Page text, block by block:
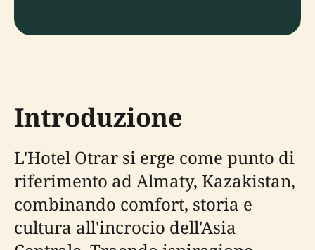
Introduzione
L'Hotel Otrar si erge come punto di
riferimento ad Almaty, Kazakistan,
combinando comfort, storia e
cultura all'incrocio dell'Asia